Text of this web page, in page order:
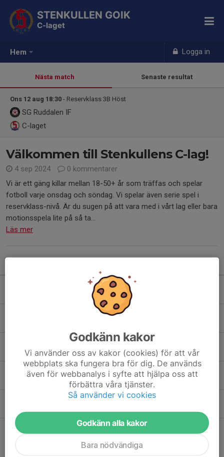
Hem Logga in
STENKULLEN GOIK
C-laget
Nästa match Senaste resultat
Ons 12 aug 18:30 - Reservklass 3B Höst
SG Ruddalen IF
C-laget
Välkommen till Stenkullens C-lag!
4 sep 2024
0 kommentarer
Vi är ett gäng killar mellan 18-50+ år som träffas och spelar
fotboll varje onsdag och söndag. Vi spelar även serie spel i
reservklass-nivå. Är du sugen på att vara med i vårt lag eller bara
motionsspela lite på så ta...
Läs mer
Match mot SG Ruddalen IF
Sikvallen 1 Gräs
Match mot Markplan FC
20:00-22:00
Match mot Sävedalens IF C
Stenkullens IP 2 KG
Sön 6/9 Match mot Lerums IS (C)
Aspevallen A-plan
Match mot Askims IK
Hela kalendern
Godkänn kakor
Vi använder oss av kakor (cookies) för att vår
webbplats ska fungera bra för dig. De används
även för webbanalys i syfte att hjälpa oss att
förbättra våra tjänster.
Så använder vi cookies
Godkänn alla kakor
Bara nödvändiga